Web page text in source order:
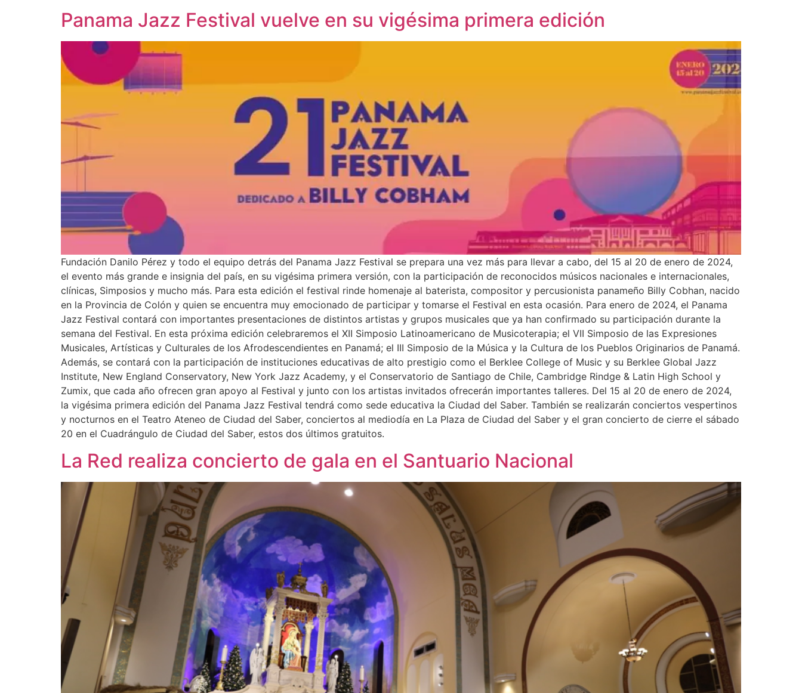
Panama Jazz Festival vuelve en su vigésima primera edición
Fundación Danilo Pérez y todo el equipo detrás del Panama Jazz Festival se prepara una vez más para llevar a cabo, del 15 al 20 de enero de 2024,
el evento más grande e insignia del país, en su vigésima primera versión, con la participación de reconocidos músicos nacionales e internacionales,
clínicas, Simposios y mucho más. Para esta edición el festival rinde homenaje al baterista, compositor y percusionista panameño Billy Cobhan, nacido
en la Provincia de Colón y quien se encuentra muy emocionado de participar y tomarse el Festival en esta ocasión. Para enero de 2024, el Panama
Jazz Festival contará con importantes presentaciones de distintos artistas y grupos musicales que ya han confirmado su participación durante la
semana del Festival. En esta próxima edición celebraremos el XII Simposio Latinoamericano de Musicoterapia; el VII Simposio de las Expresiones
Musicales, Artísticas y Culturales de los Afrodescendientes en Panamá; el III Simposio de la Música y la Cultura de los Pueblos Originarios de Panamá.
Además, se contará con la participación de instituciones educativas de alto prestigio como el Berklee College of Music y su Berklee Global Jazz
Institute, New England Conservatory, New York Jazz Academy, y el Conservatorio de Santiago de Chile, Cambridge Rindge & Latin High School y
Zumix, que cada año ofrecen gran apoyo al Festival y junto con los artistas invitados ofrecerán importantes talleres. Del 15 al 20 de enero de 2024,
la vigésima primera edición del Panama Jazz Festival tendrá como sede educativa la Ciudad del Saber. También se realizarán conciertos vespertinos
y nocturnos en el Teatro Ateneo de Ciudad del Saber, conciertos al mediodía en La Plaza de Ciudad del Saber y el gran concierto de cierre el sábado
20 en el Cuadrángulo de Ciudad del Saber, estos dos últimos gratuitos.
La Red realiza concierto de gala en el Santuario Nacional